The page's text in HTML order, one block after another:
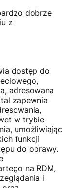
dobrze
z
dostęp do
adresowana
zapewnia
w trybie
umożliwiając
funkcji
do oprawy.
na RDM,
i